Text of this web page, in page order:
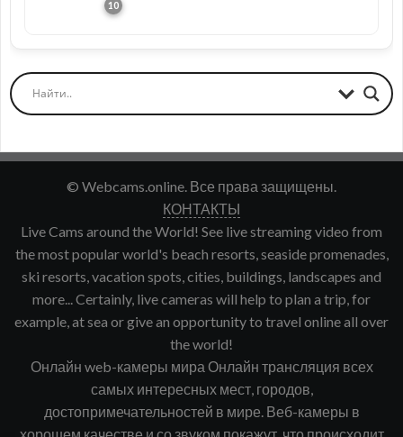
© Webcams.online. Все права защищены.
КОНТАКТЫ
Live Cams around the World! See live streaming video from
the most popular world's beach resorts, seaside promenades,
ski resorts, vacation spots, cities, buildings, landscapes and
more... Certainly, live cameras will help to plan a trip, for
example, at sea or give an opportunity to travel online all over
the world!
Онлайн web-камеры мира Онлайн трансляция всех
самых интересных мест, городов,
достопримечательностей в мире. Веб-камеры в
хорошем качестве и со звуком покажут, что происходит